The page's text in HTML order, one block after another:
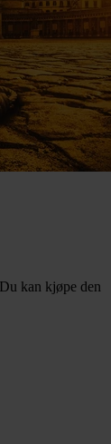
kan kjøpe den